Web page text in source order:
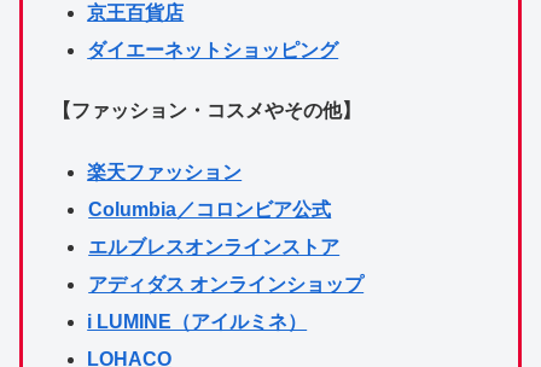
京王百貨店
ダイエーネットショッピング
【ファッション・コスメやその他】
楽天ファッション
Columbia／コロンビア公式
エルブレスオンラインストア
アディダス オンラインショップ
i LUMINE（アイルミネ）
LOHACO